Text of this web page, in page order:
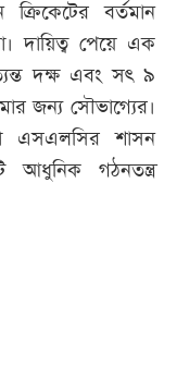
বর্তমান
দায়িত্ব পেয়ে এক
দক্ষ এবং সৎ ৯
জন্য সৌভাগ্যের।
এসএলসির শাসন
আধুনিক গঠনতন্ত্র